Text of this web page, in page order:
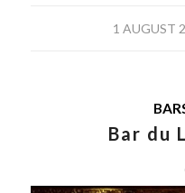
1 AUGUST
/
Bar du